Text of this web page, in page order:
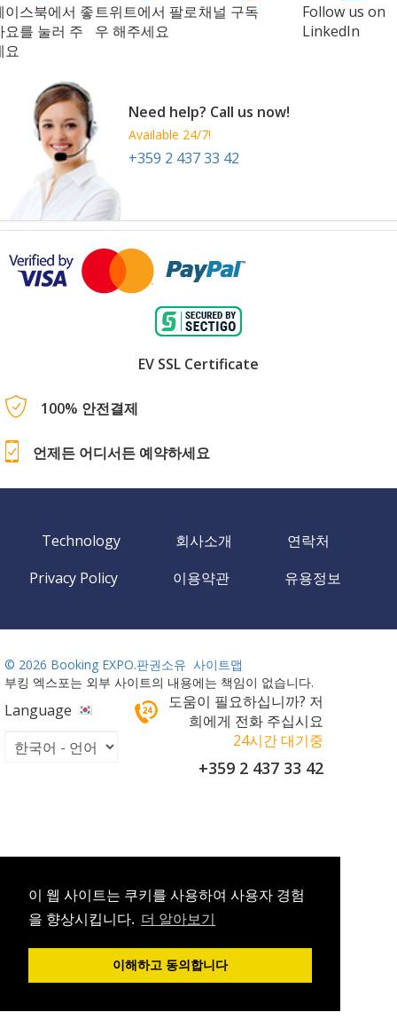
이 웹 사이트는 쿠키를 사용하여 사용자 경험
을 향상시킵니다. 더 알아보기
이해하고 동의합니다
이스북에서 좋
요를 눌러 주
요
트위트에서 팔로
우 해주세요
채널 구독
Follow us on
LinkedIn
Need help? Call us now!
Available 24/7!
+359 2 437 33 42
EV SSL Certificate
100% 안전결제
언제든 어디서든 예약하세요
Technology 회사소개
연락처
Privacy Policy
이용약관 유용정보
© 2026 Booking EXPO.판권소유 사이트맵
부킹 엑스포는 외부 사이트의 내용에는 책임이 없습니다.
Language
도움이 필요하십니까? 저
희에게 전화 주십시요
24시간 대기중
+359 2 437 33 42